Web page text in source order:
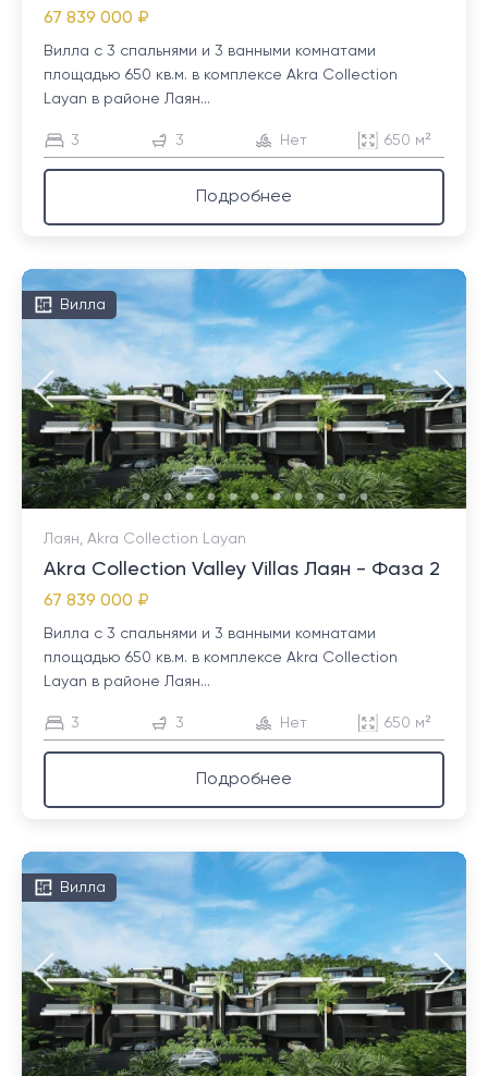
67 839 000 ₽
Вилла с 3 спальнями и 3 ванными комнатами
площадью 650 кв.м. в комплексе Akra Collection
Layan в районе Лаян...
3 3 Нет 650 м²
Подробнее
Вилла
Лаян, Akra Collection Layan
Akra Collection Valley Villas Лаян - Фаза 2
67 839 000 ₽
Вилла с 3 спальнями и 3 ванными комнатами
площадью 650 кв.м. в комплексе Akra Collection
Layan в районе Лаян...
3 3 Нет 650 м²
Подробнее
Вилла